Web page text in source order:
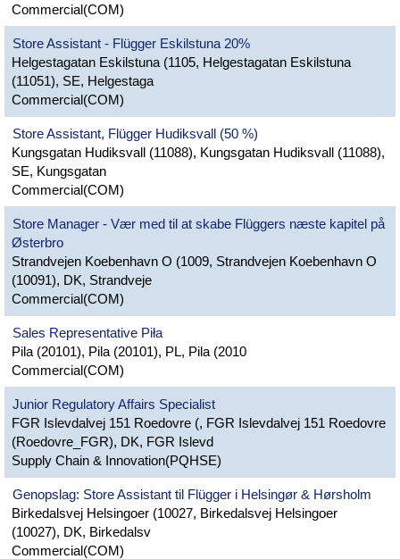
Commercial(COM)
Store Assistant - Flügger Eskilstuna 20%
Helgestagatan Eskilstuna (1105, Helgestagatan Eskilstuna
(11051), SE, Helgestaga
Commercial(COM)
Store Assistant, Flügger Hudiksvall (50 %)
Kungsgatan Hudiksvall (11088), Kungsgatan Hudiksvall (11088),
SE, Kungsgatan
Commercial(COM)
Store Manager - Vær med til at skabe Flüggers næste kapitel på
Østerbro
Strandvejen Koebenhavn O (1009, Strandvejen Koebenhavn O
(10091), DK, Strandveje
Commercial(COM)
Sales Representative Piła
Pila (20101), Pila (20101), PL, Pila (2010
Commercial(COM)
Junior Regulatory Affairs Specialist
FGR Islevdalvej 151 Roedovre (, FGR Islevdalvej 151 Roedovre
(Roedovre_FGR), DK, FGR Islevd
Supply Chain & Innovation(PQHSE)
Genopslag: Store Assistant til Flügger i Helsingør & Hørsholm
Birkedalsvej Helsingoer (10027, Birkedalsvej Helsingoer
(10027), DK, Birkedalsv
Commercial(COM)